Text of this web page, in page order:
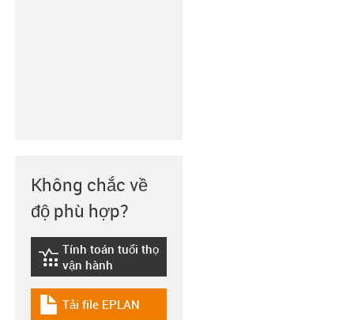
Không chắc về
độ phù hợp?
igus-icon-lebensdauerrechner
Tính toán tuổi thọ
vận hành
igus-icon-download-plan
Tải file EPLAN